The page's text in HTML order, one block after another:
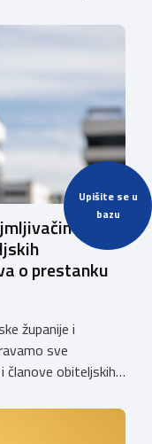
Upišite se u
bazu
za vozila
i prijevoz za
[…]
te
o prestanku
županije i
sve
obiteljskih
o